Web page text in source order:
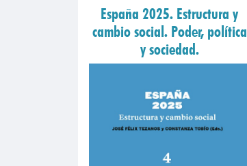
España 2025. Estructura y
cambio social. Poder, política
y sociedad.